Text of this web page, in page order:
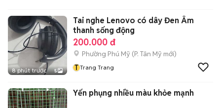
8 phút trước 5
Tai nghe Lenovo có dây Đen Âm
thanh sống động
200.000 đ
Phường Phú Mỹ (P. Tân Mỹ mới)
T Trang Trang
Yến phụng nhiều màu khỏe mạnh